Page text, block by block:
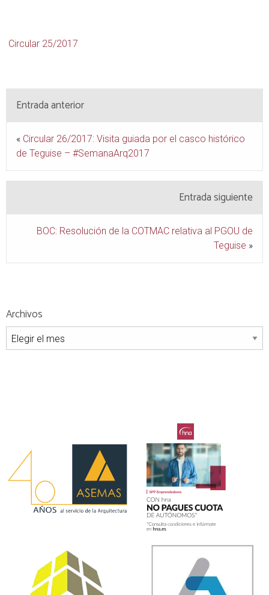
Circular 25/2017
Entrada anterior
« Circular 26/2017: Visita guiada por el casco histórico
de Teguise – #SemanaArq2017
Entrada siguiente
BOC: Resolución de la COTMAC relativa al PGOU de
Teguise »
Archivos
Archivos